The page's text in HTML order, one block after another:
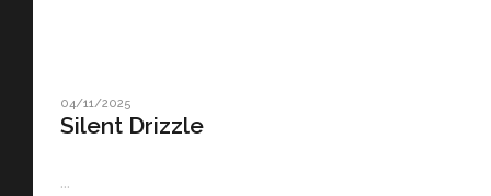
04/11/2025
Silent Drizzle
...